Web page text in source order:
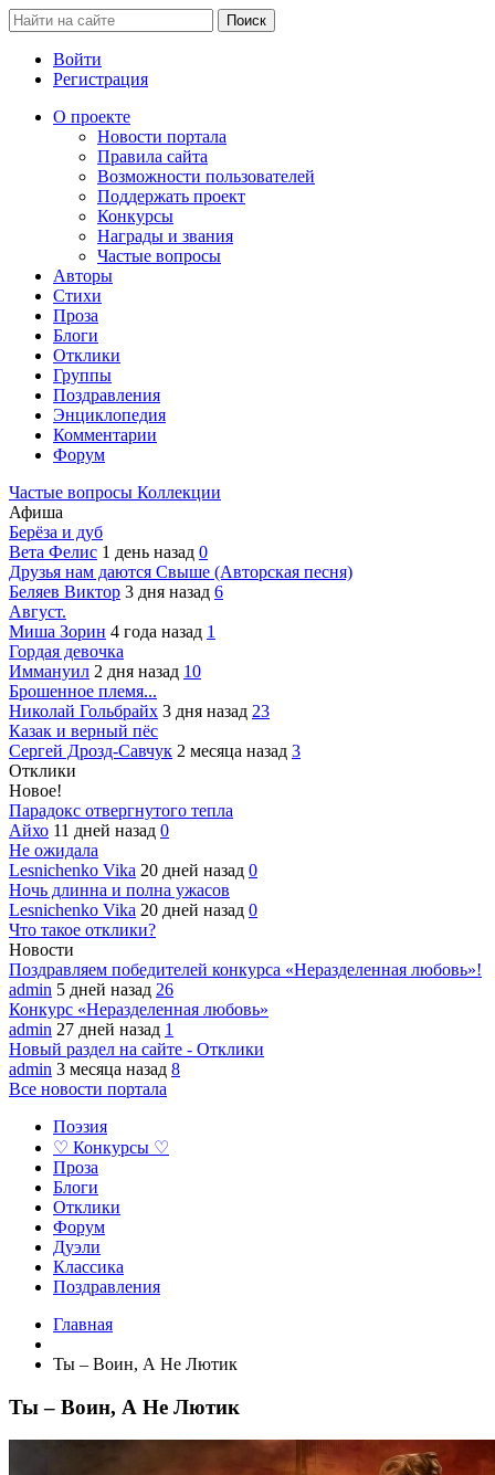
Войти
Регистрация
О проекте
Новости портала
Правила сайта
Возможности пользователей
Поддержать проект
Конкурсы
Награды и звания
Частые вопросы
Авторы
Стихи
Проза
Блоги
Отклики
Группы
Поздравления
Энциклопедия
Комментарии
Форум
Частые вопросы Коллекции
Афиша
Берёза и дуб
Вета Фелис 1 день назад 0
Друзья нам даются Свыше (Авторская песня)
Беляев Виктор 3 дня назад 6
Август.
Миша Зорин 4 года назад 1
Гордая девочка
Иммануил 2 дня назад 10
Брошенное племя...
Николай Гольбрайх 3 дня назад 23
Казак и верный пёс
Сергей Дрозд-Савчук 2 месяца назад 3
Отклики
Новое!
Парадокс отвергнутого тепла
Айхо 11 дней назад 0
Не ожидала
Lesnichenko Vika 20 дней назад 0
Ночь длинна и полна ужасов
Lesnichenko Vika 20 дней назад 0
Что такое отклики?
Новости
Поздравляем победителей конкурса «Неразделенная любовь»!
admin 5 дней назад 26
Конкурс «Неразделенная любовь»
admin 27 дней назад 1
Новый раздел на сайте - Отклики
admin 3 месяца назад 8
Все новости портала
Поэзия
♡ Конкурсы ♡
Проза
Блоги
Отклики
Форум
Дуэли
Классика
Поздравления
Главная
Ты – Воин, А Не Лютик
Ты – Воин, А Не Лютик